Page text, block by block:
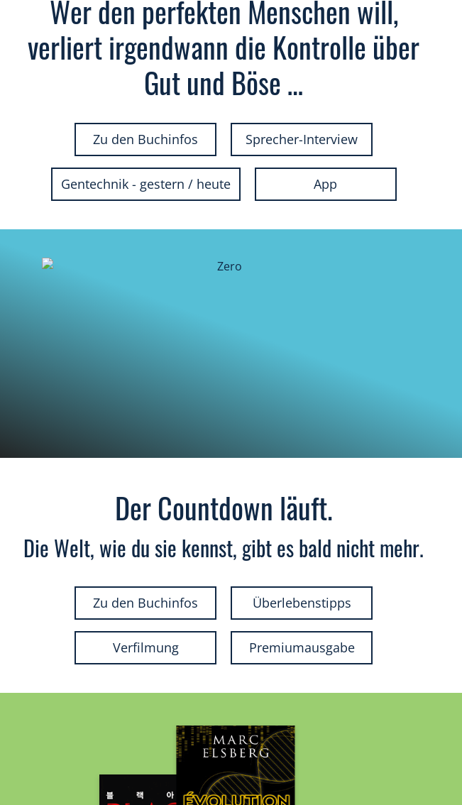
Wer den perfekten Menschen will,
verliert irgendwann die Kontrolle über
Gut und Böse …
Zu den Buchinfos Sprecher-Interview
Gentechnik - gestern / heute App
Der Countdown läuft.
Die Welt, wie du sie kennst, gibt es bald nicht mehr.
Zu den Buchinfos Überlebenstipps
Verfilmung Premiumausgabe